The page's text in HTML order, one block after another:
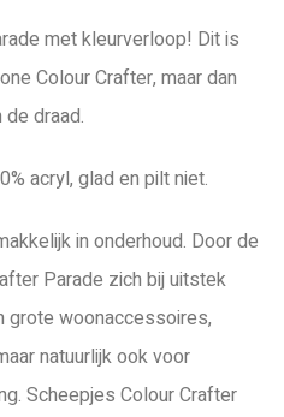
met kleurverloop! Dit is
Colour Crafter, maar dan
draad.
acryl, glad en pilt niet.
in onderhoud. Door de
Parade zich bij uitstek
grote woonaccessoires,
natuurlijk ook voor
Scheepjes Colour Crafter